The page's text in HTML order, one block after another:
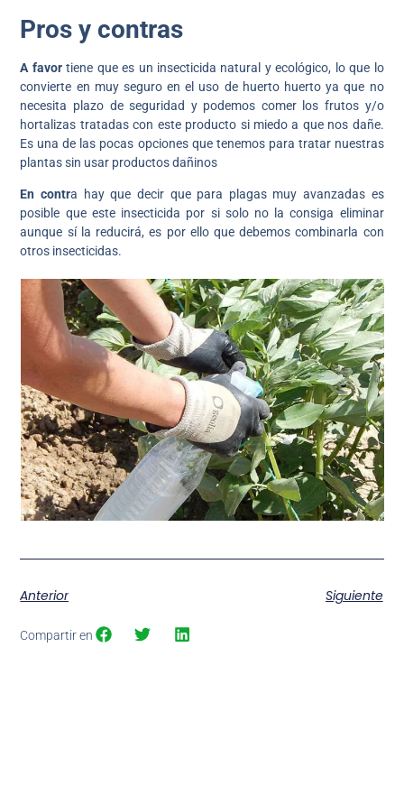
Pros y contras
A favortiene que es un insecticida natural y ecológico, lo que lo
convierte en muy seguro en el uso de huerto huerto ya que no
necesita plazo de seguridad y podemos comer los frutos y/o
hortalizas tratadas con este producto si miedo a que nos dañe.
Es una de las pocas opciones que tenemos para tratar nuestras
plantas sin usar productos dañinos
En contra hay que decir que para plagas muy avanzadas es
posible que este insecticida por si solo no la consiga eliminar
aunque sí la reducirá, es por ello que debemos combinarla con
otros insecticidas.
Anterior Siguiente
Compartir en